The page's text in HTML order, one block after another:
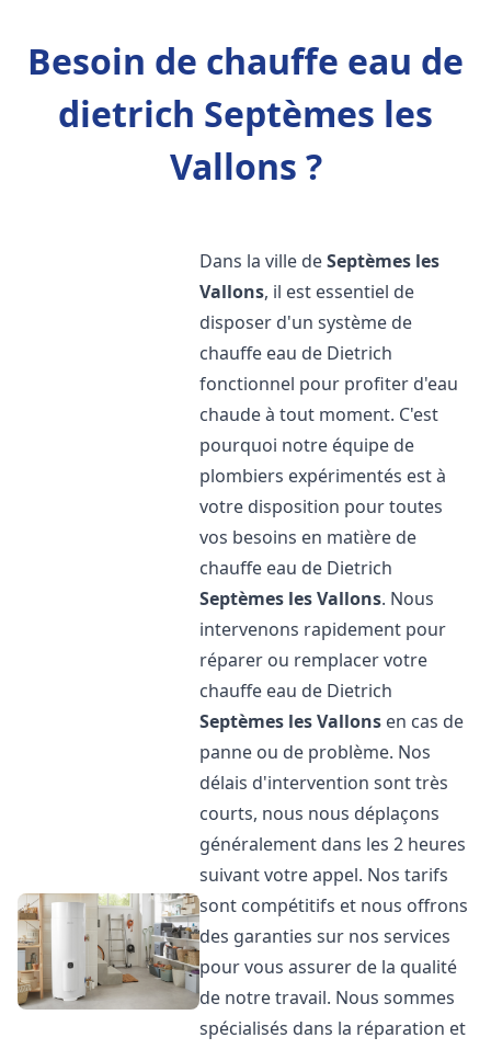
Besoin de chauffe eau de
dietrich Septèmes les
Vallons ?
Dans la ville deSeptèmes les
Vallons, il est essentiel de
disposer d'un système de
chauffe eau de Dietrich
fonctionnel pour profiter d'eau
chaude à tout moment. C'est
pourquoi notre équipe de
plombiers expérimentés est à
votre disposition pour toutes
vos besoins en matière de
chauffe eau de Dietrich
Septèmes les Vallons. Nous
intervenons rapidement pour
réparer ou remplacer votre
chauffe eau de Dietrich
Septèmes les Vallons en cas de
panne ou de problème. Nos
délais d'intervention sont très
courts, nous nous déplaçons
généralement dans les 2 heures
suivant votre appel. Nos tarifs
sont compétitifs et nous offrons
des garanties sur nos services
pour vous assurer de la qualité
de notre travail. Nous sommes
spécialisés dans la réparation et